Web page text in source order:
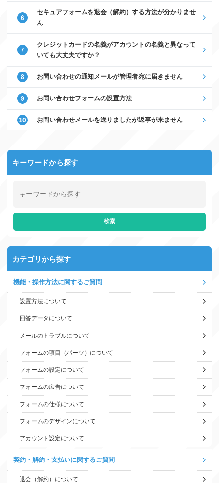
キーワードから探す
カテゴリから探す
機能・操作方法に関するご質問
設置方法について
回答データについて
メールのトラブルについて
フォームの項目（パーツ）について
フォームの設定について
フォームの広告について
フォームの仕様について
フォームのデザインについて
アカウント設定について
契約・解約・支払いに関するご質問
退会（解約）について
セキュアフォームを退会（解約）する方法が分かりませ
ん
クレジットカードの名義がアカウントの名義と異なって
いても大丈夫ですか？
お問い合わせの通知メールが管理者宛に届きません
お問い合わせフォームの設置方法
お問い合わせメールを送りましたが返事が来ません